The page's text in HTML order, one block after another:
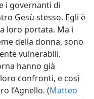
i governanti di
Gesù stesso. Egli è
loro portata. Ma i
della donna, sono
vulnerabili.
hanno già
confronti, e così
l’Agnello. (Matteo